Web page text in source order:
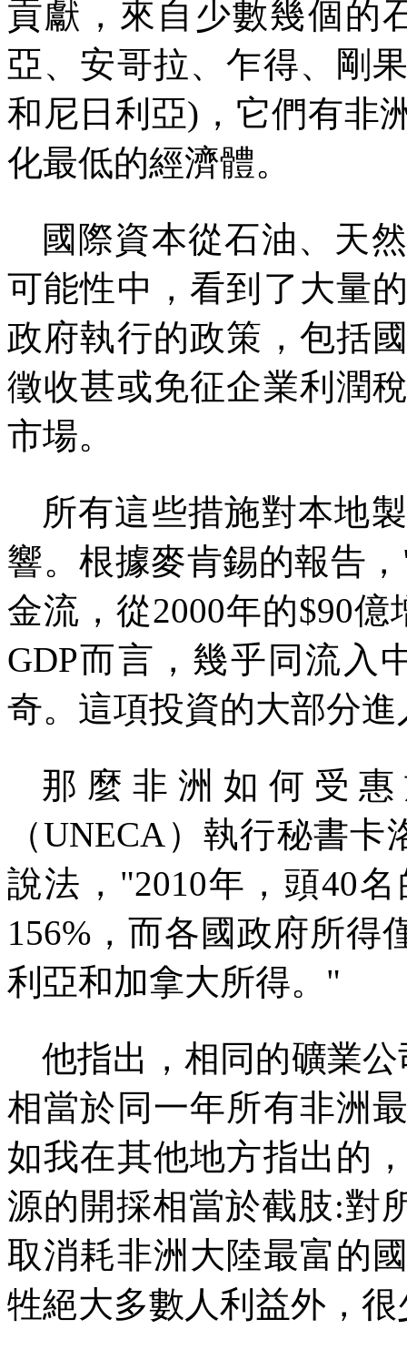
貢獻，來自少數幾個的
亞、安哥拉、乍得、剛
和尼日利亞) ，它們有非
化最低的經濟體。
國際資本從石油、天
可能性中，看到了大量
政府執行的政策，包括
徵收甚或免征企業利潤
市場。
所有這些措施對本地
響。根據麥肯錫的報告，
金流，從2000年的$90億
GDP而言，幾乎同流入
奇。這項投資的大部分
那麼非洲如何受
（UNECA ）執行秘書卡
說法， "2010年，頭40名
156% ，而各國政府所得
利亞和加拿大所得。 "
他指出，相同的礦業公
相當於同一年所有非洲
如我在其他地方指出的
源的開採相當於截肢:對
取消耗非洲大陸最富的
牲絕大多數人利益外，